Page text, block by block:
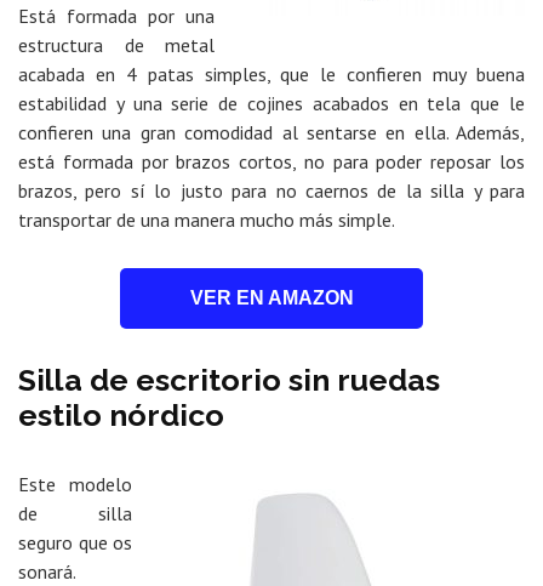
Está formada por una
estructura de metal
acabada en 4 patas simples, que le confieren muy buena
estabilidad y una serie de cojines acabados en tela que le
confieren una gran comodidad al sentarse en ella. Además,
está formada por brazos cortos, no para poder reposar los
brazos, pero sí lo justo para no caernos de la silla y para
transportar de una manera mucho más simple.
VER EN AMAZON
Silla de escritorio sin ruedas
estilo nórdico
Este modelo
de silla
seguro que os
sonará.